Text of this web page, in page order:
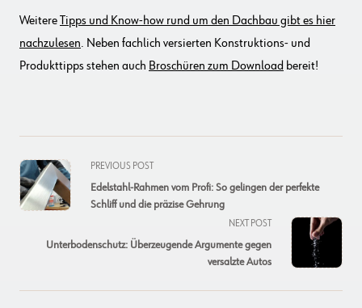
Weitere Tipps und Know-how rund um den Dachbau gibt es hier
nachzulesen. Neben fachlich versierten Konstruktions- und
Produkttipps stehen auch Broschüren zum Download bereit!
<span
class="nav-
subtitle
reader-
PREVIOUS POST
Edelstahl-Rahmen vom Profi: So gelingen der perfekte
Schliff und die präzise Gehrung
NEXT POST
Unterbodenschutz: Überzeugende Argumente gegen
versalzte Autos